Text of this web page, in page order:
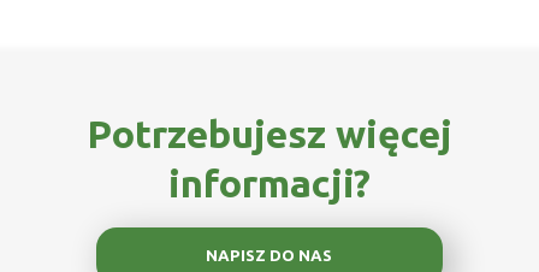
Potrzebujesz więcej
informacji?
NAPISZ DO NAS